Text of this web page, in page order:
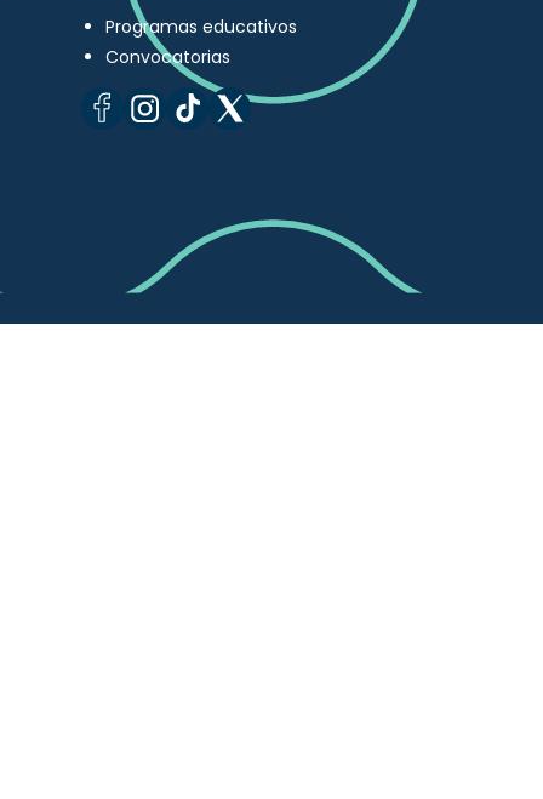
Programas educativos
Convocatorias